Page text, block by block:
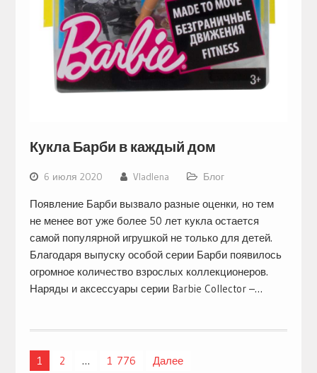
Кукла Барби в каждый дом
6 июля 2020 Vladlena Блог
Появление Барби вызвало разные оценки, но тем
не менее вот уже более 50 лет кукла остается
самой популярной игрушкой не только для детей.
Благодаря выпуску особой серии Барби появилось
огромное количество взрослых коллекционеров.
Наряды и аксессуары серии Barbie Collector –…
Навигация
1 2 … 1 776 Далее